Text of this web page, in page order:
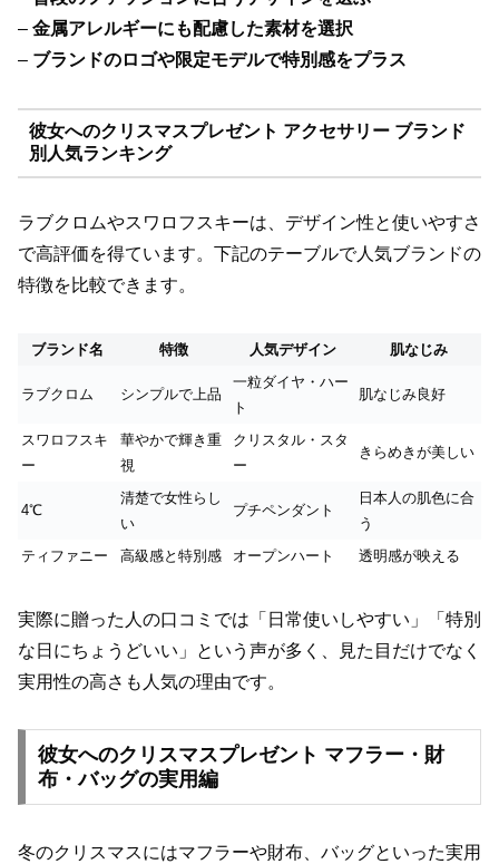
– 金属アレルギーにも配慮した素材を選択
– ブランドのロゴや限定モデルで特別感をプラス
彼女へのクリスマスプレゼント アクセサリー ブランド
別人気ランキング
ラブクロムやスワロフスキーは、デザイン性と使いやすさ
で高評価を得ています。下記のテーブルで人気ブランドの
特徴を比較できます。
ブランド名 特徴 人気デザイン 肌なじみ
ラブクロム シンプルで上品
一粒ダイヤ・ハー
ト
肌なじみ良好
スワロフスキ
ー
華やかで輝き重
視
クリスタル・スタ
ー
きらめきが美しい
4℃
清楚で女性らし
い
プチペンダント
日本人の肌色に合
う
ティファニー
高級感と特別感 オープンハート 透明感が映える
実際に贈った人の口コミでは「日常使いしやすい」「特別
な日にちょうどいい」という声が多く、見た目だけでなく
実用性の高さも人気の理由です。
彼女へのクリスマスプレゼント マフラー・財
布・バッグの実用編
冬のクリスマスにはマフラーや財布、バッグといった実用